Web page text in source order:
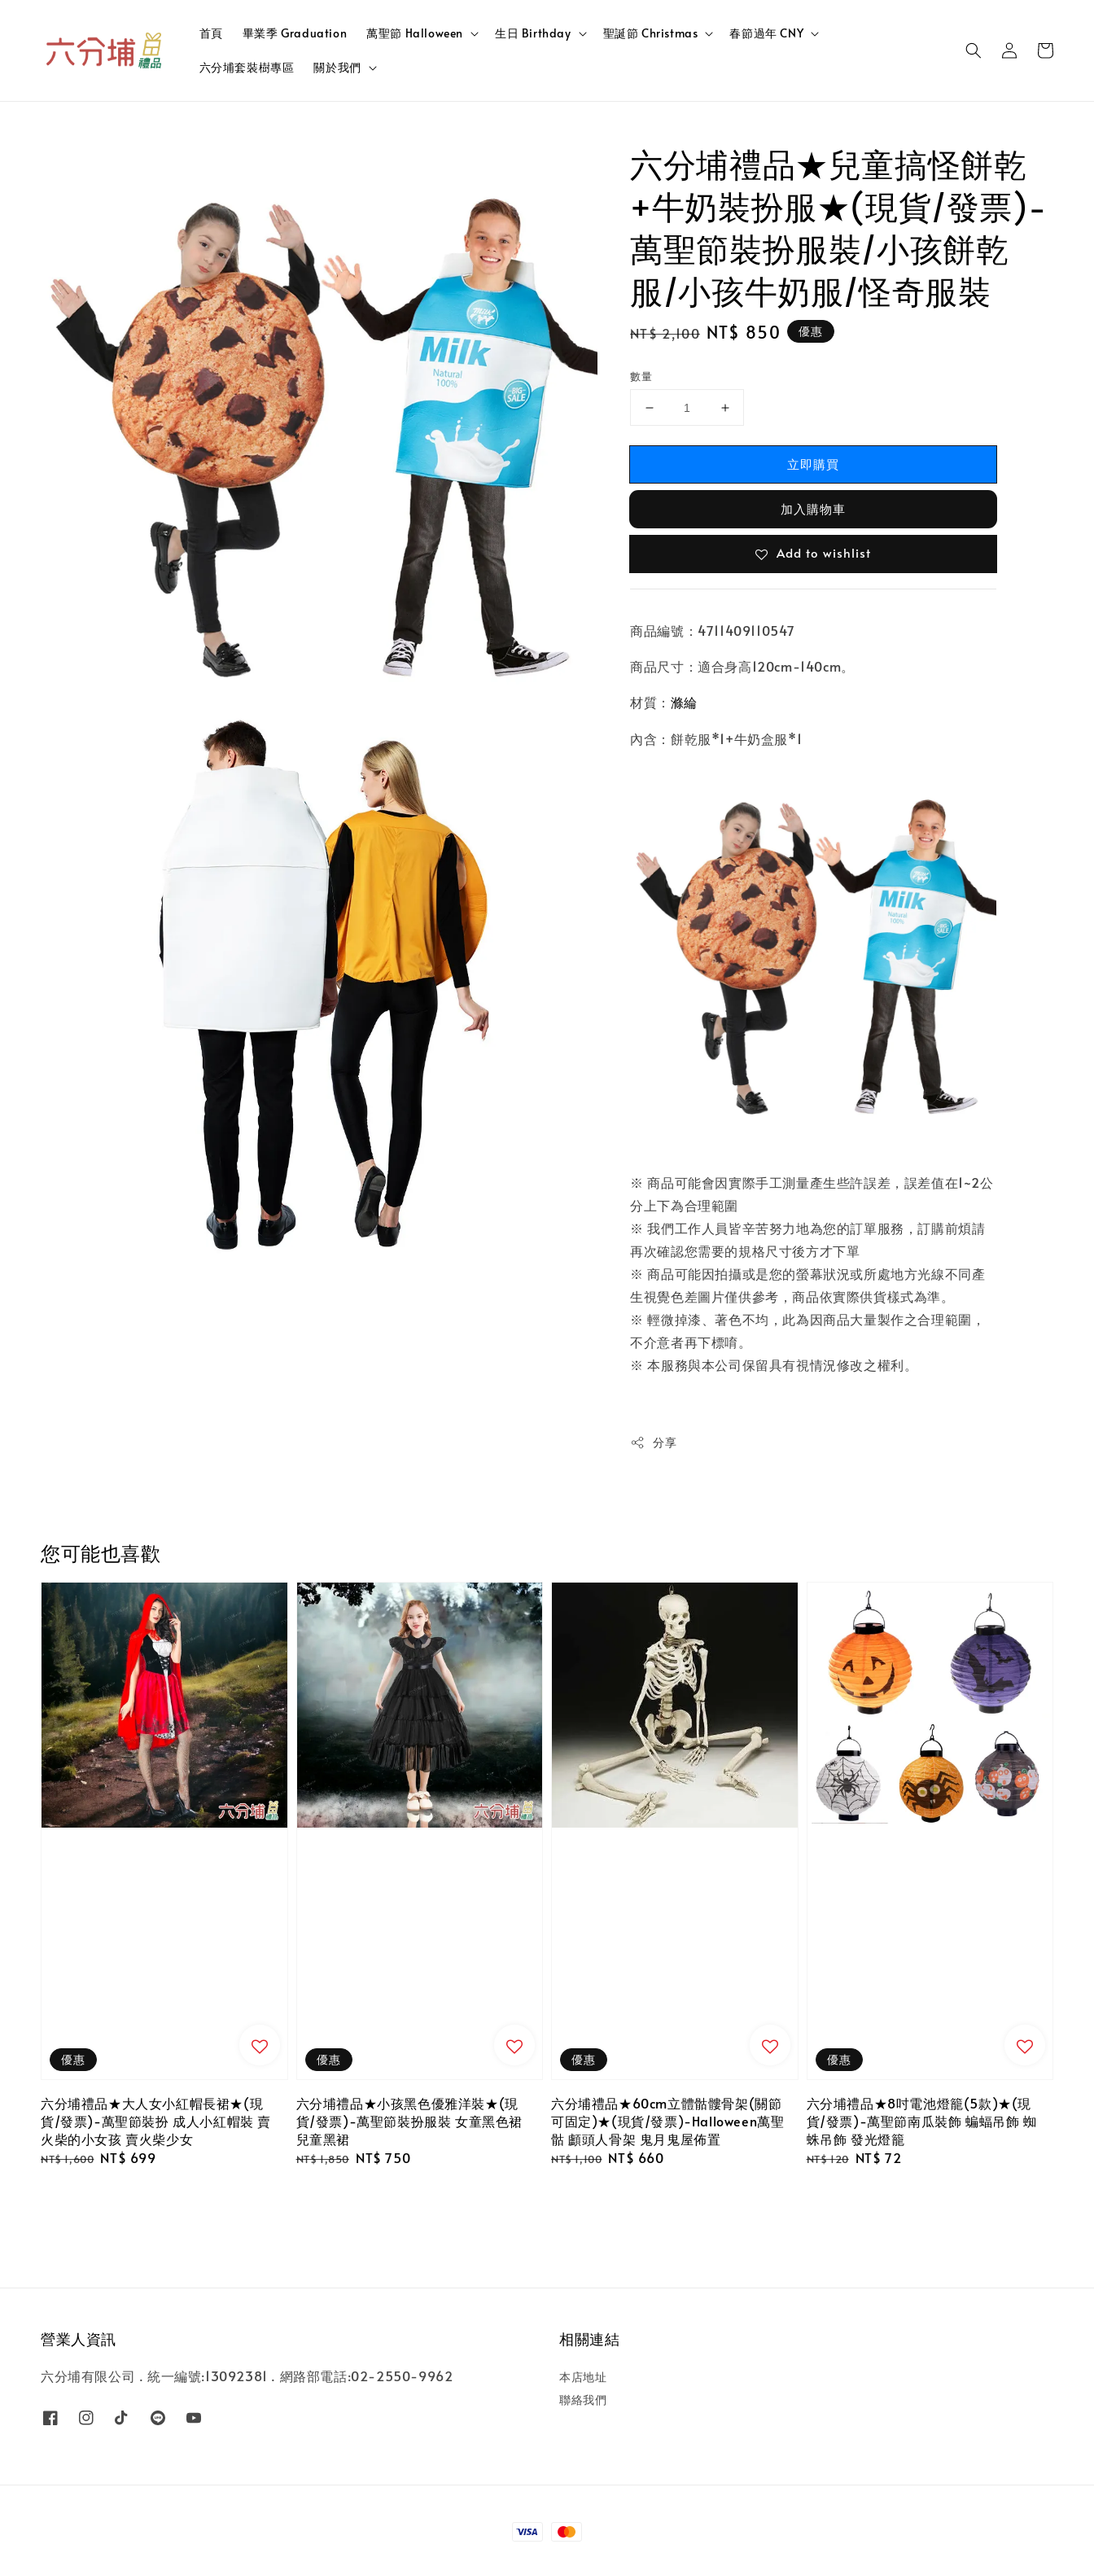
首頁 畢業季 Graduation 萬聖節 Halloween 生日 Birthday 聖誕節 Christmas 春節過年 CNY
六分埔套裝樹專區 關於我們
六分埔禮品★兒童搞怪餅乾
+牛奶裝扮服★(現貨/發票)-
萬聖節裝扮服裝/小孩餅乾
服/小孩牛奶服/怪奇服裝
Regular
NT$ 2,100 Sale
NT$ 850 優惠
數量
立即購買
加入購物車
Add to wishlist
商品編號：4711409110547
商品尺寸：適合身高120cm-140cm。
材質： 滌綸
內含：餅乾服*1+牛奶盒服*1
※ 商品可能會因實際手工測量產生些許誤差，誤差值在1~2公
分上下為合理範圍
※ 我們工作人員皆辛苦努力地為您的訂單服務，訂購前煩請
再次確認您需要的規格尺寸後方才下單
※ 商品可能因拍攝或是您的螢幕狀況或所處地方光線不同產
生視覺色差圖片僅供參考，商品依實際供貨樣式為準。
※ 輕微掉漆、著色不均，此為因商品大量製作之合理範圍，
不介意者再下標唷。
※ 本服務與本公司保留具有視情況修改之權利。
分享
您可能也喜歡
優惠
六分埔禮品★大人女小紅帽長裙★(現
貨/發票)-萬聖節裝扮 成人小紅帽裝 賣
火柴的小女孩 賣火柴少女
Regular
NT$ 1,600 Sale
NT$ 699
優惠
六分埔禮品★小孩黑色優雅洋裝★(現
貨/發票)-萬聖節裝扮服裝 女童黑色裙
兒童黑裙
Regular
NT$ 1,850 Sale
NT$ 750
優惠
六分埔禮品★60cm立體骷髏骨架(關節
可固定)★(現貨/發票)-Halloween萬聖
骷 顱頭人骨架 鬼月鬼屋佈置
Regular
NT$ 1,100 Sale
NT$ 660
優惠
六分埔禮品★8吋電池燈籠(5款)★(現
貨/發票)-萬聖節南瓜裝飾 蝙蝠吊飾 蜘
蛛吊飾 發光燈籠
Regular
NT$ 120 Sale
NT$ 72
營業人資訊
六分埔有限公司 . 統一編號:13092381 . 網路部電話:02-2550-9962
相關連結
本店地址
聯絡我們